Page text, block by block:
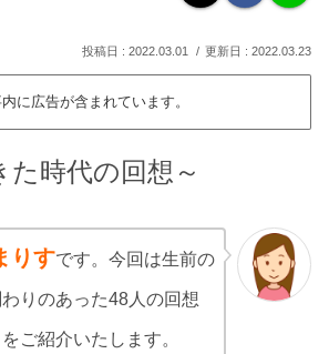
2022.03.01 2022.03.23
に広告が含まれています。
た時代の回想～
りすです。今回は生前の
わりのあった48人の回想
をご紹介いたします。